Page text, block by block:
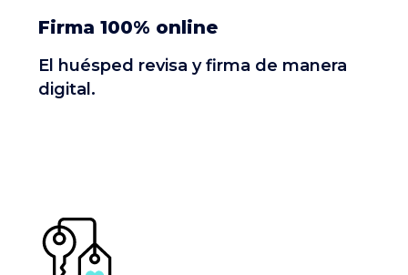
Firma 100% online
El huésped revisa y firma de manera
digital.